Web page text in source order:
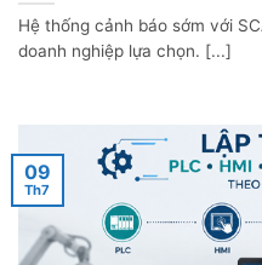
Hệ thống cảnh báo sớm với
doanh nghiệp lựa chọn. [...]
09
Th7